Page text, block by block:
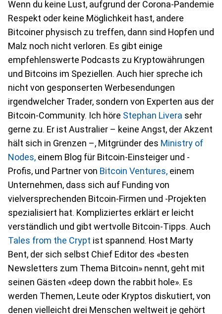
Wenn du keine Lust, aufgrund der Corona-Pandemie
Respekt oder keine Möglichkeit hast, andere
Bitcoiner physisch zu treffen, dann sind Hopfen und
Malz noch nicht verloren. Es gibt einige
empfehlenswerte Podcasts zu Kryptowährungen
und Bitcoins im Speziellen. Auch hier spreche ich
nicht von gesponserten Werbesendungen
irgendwelcher Trader, sondern von Experten aus der
Bitcoin-Community. Ich höre Stephan Livera sehr
gerne zu. Er ist Australier – keine Angst, der Akzent
hält sich in Grenzen –, Mitgründer des Ministry of
Nodes, einem Blog für Bitcoin-Einsteiger und -
Profis, und Partner von Bitcoin Ventures, einem
Unternehmen, dass sich auf Funding von
vielversprechenden Bitcoin-Firmen und -Projekten
spezialisiert hat. Kompliziertes erklärt er leicht
verständlich und gibt wertvolle Bitcoin-Tipps. Auch
Tales from the Crypt ist spannend. Host Marty
Bent, der sich selbst Chief Editor des «besten
Newsletters zum Thema Bitcoin» nennt, geht mit
seinen Gästen «deep down the rabbit hole». Es
werden Themen, Leute oder Kryptos diskutiert, von
denen vielleicht drei Menschen weltweit je gehört